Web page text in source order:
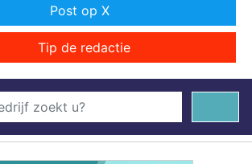
Post op X
Tip de redactie